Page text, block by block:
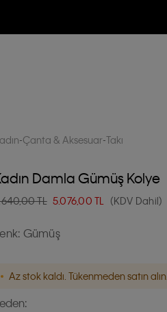
Çanta & Aksesuar Takı
Damla Gümüş Kolye
TL 5.076,00 TL (KDV Dahil)
Gümüş
Az stok kaldı. Tükenmeden satın alın.